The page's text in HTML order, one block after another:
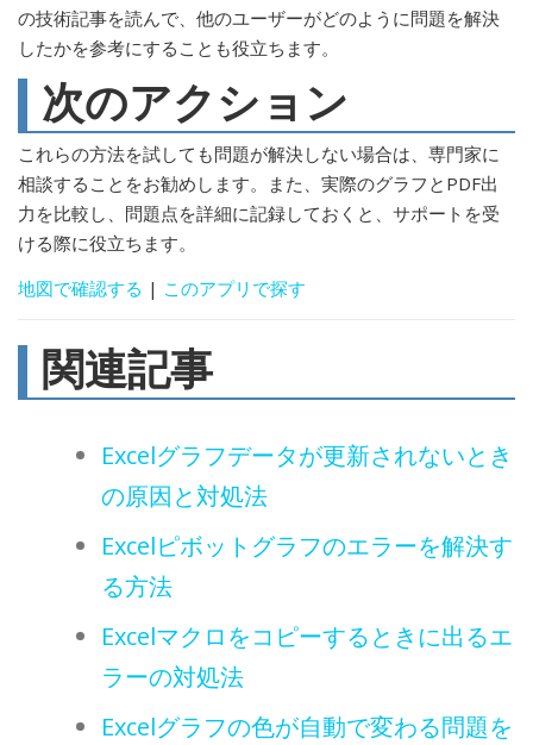
の技術記事を読んで、他のユーザーがどのように問題を解決
したかを参考にすることも役立ちます。
次のアクション
これらの方法を試しても問題が解決しない場合は、専門家に
相談することをお勧めします。また、実際のグラフとPDF出
力を比較し、問題点を詳細に記録しておくと、サポートを受
ける際に役立ちます。
地図で確認する | このアプリで探す
関連記事
Excelグラフデータが更新されないとき
の原因と対処法
Excelピボットグラフのエラーを解決す
る方法
Excelマクロをコピーするときに出るエ
ラーの対処法
Excelグラフの色が自動で変わる問題を